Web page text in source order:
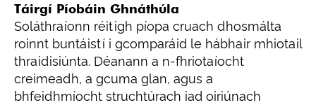
Táirgí Píobáin Ghnáthúla
Soláthraíonn réitigh píopa cruach dhosmálta
roinnt buntáistí i gcomparáid le hábhair mhiotail
thraidisiúnta. Déanann a n-fhriotaíocht
creimeadh, a gcuma glan, agus a
bhfeidhmíocht struchtúrach iad oiriúnach